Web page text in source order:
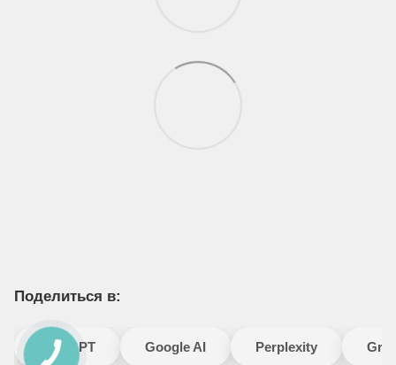
Поделиться в:
ChatGPT Google AI Perplexity